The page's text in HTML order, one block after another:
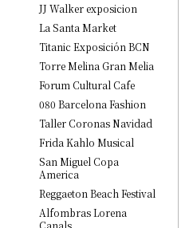
JJ Walker exposicion
La Santa Market
Titanic Exposición BCN
Torre Melina Gran Melia
Forum Cultural Cafe
080 Barcelona Fashion
Taller Coronas Navidad
Frida Kahlo Musical
San Miguel Copa
America
Reggaeton Beach Festival
Alfombras Lorena
Canals